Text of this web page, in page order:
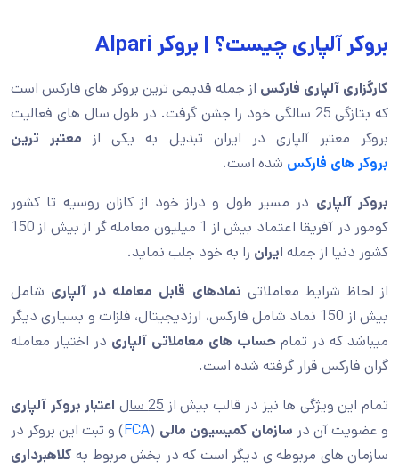
بروکر آلپاری چیست؟ | بروکر Alpari
کارگزاری آلپاری فارکس از جمله قدیمی ترین بروکر های فارکس است
که بتازگی 25 سالگی خود را جشن گرفت. در طول سال های فعالیت
بروکر معتبر آلپاری در ایران تبدیل به یکی از معتبر ترین
بروکر های فارکس شده است.
بروکر آلپاری در مسیر طول و دراز خود از کازان روسیه تا کشور
کومور در آفریقا اعتماد بیش از 1 میلیون معامله گر از بیش از 150
کشور دنیا از جمله ایران را به خود جلب نماید.
از لحاظ شرایط معاملاتی نمادهای قابل معامله در آلپاری شامل
بیش از 150 نماد شامل فارکس، ارزدیجیتال، فلزات و بسیاری دیگر
میباشد که در تمام حساب های معاملاتی آلپاری در اختیار معامله
گران فارکس قرار گرفته شده است.
تمام این ویژگی ها نیز در قالب بیش از25 سال
اعتبار بروکر آلپاری
و عضویت آن در سازمان کمیسیون مالی (
FCA) و ثبت این بروکر در
سازمان های مربوطه ی دیگر است که در بخش مربوط به کلاهبرداری